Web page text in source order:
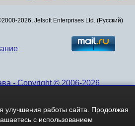
2026, Jelsoft Enterprises Ltd. (Русский)
- Copyright © 2006-2026
улучшения работы сайта. Продолжая
с использованием